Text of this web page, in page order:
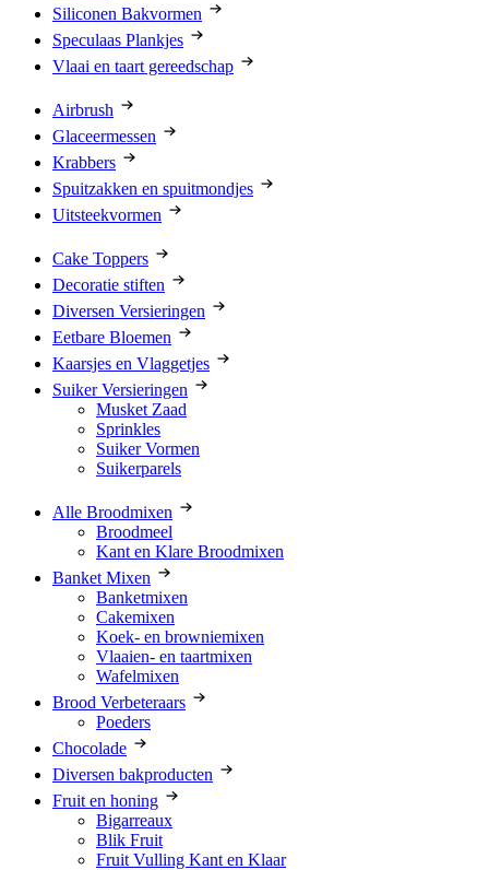
Siliconen Bakvormen
Speculaas Plankjes
Vlaai en taart gereedschap
Airbrush
Glaceermessen
Krabbers
Spuitzakken en spuitmondjes
Uitsteekvormen
Cake Toppers
Decoratie stiften
Diversen Versieringen
Eetbare Bloemen
Kaarsjes en Vlaggetjes
Suiker Versieringen
Musket Zaad
Sprinkles
Suiker Vormen
Suikerparels
Alle Broodmixen
Broodmeel
Kant en Klare Broodmixen
Banket Mixen
Banketmixen
Cakemixen
Koek- en browniemixen
Vlaaien- en taartmixen
Wafelmixen
Brood Verbeteraars
Poeders
Chocolade
Diversen bakproducten
Fruit en honing
Bigarreaux
Blik Fruit
Fruit Vulling Kant en Klaar